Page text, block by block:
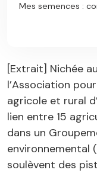
Mes semences :
[Extrait] Nichée
l’Association
agricole et rural
lien entre 15
dans un
environnemental
soulèvent des